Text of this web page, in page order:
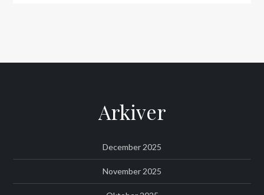
Arkiver
December 2025
November 2025